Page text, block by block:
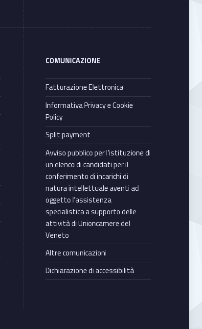
COMUNICAZIONE
Fatturazione Elettronica
Informativa Privacy e Cookie
Policy
Split payment
Avviso pubblico per l’istituzione di
un elenco di candidati per il
conferimento di incarichi di
natura intellettuale aventi ad
oggetto l’assistenza
specialistica a supporto delle
attività di Unioncamere del
Veneto
Altre comunicazioni
Dichiarazione di accessibilità